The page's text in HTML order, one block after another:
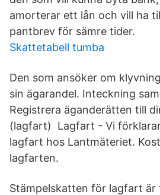
amorterar ett lån och vill ha
pantbrev för sämre tider.
Skattetabell tumba
Den som ansöker om
sin ägarandel. Inteckning
Registrera äganderätten till
(lagfart) Lagfart - Vi
lagfart hos Lantmäteriet.
lagfarten.
Stämpelskatten för lagfart är